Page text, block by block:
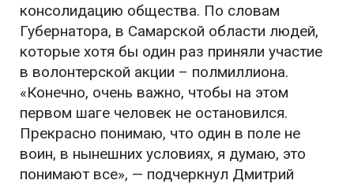
консолидацию общества. По словам
Губернатора, в Самарской области людей,
которые хотя бы один раз приняли участие
в волонтерской акции – полмиллиона.
«Конечно, очень важно, чтобы на этом
первом шаге человек не остановился.
Прекрасно понимаю, что один в поле не
воин, в нынешних условиях, я думаю, это
понимают все», — подчеркнул Дмитрий